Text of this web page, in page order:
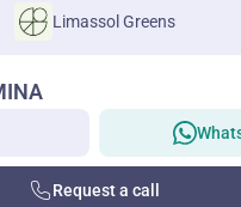
Limassol Greens
Request a call